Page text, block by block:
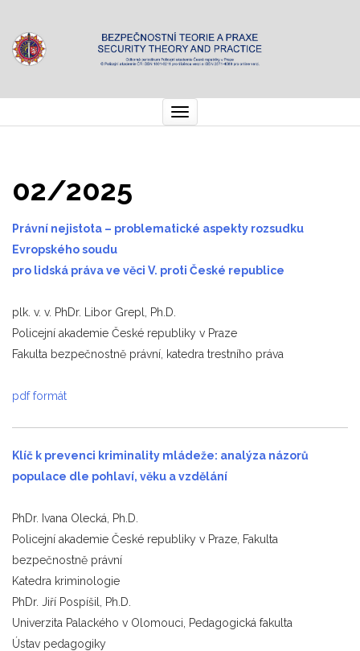
Toggle
navigation
02/2025
Právní nejistota – problematické aspekty rozsudku
Evropského soudu
pro lidská práva ve věci V. proti České republice
plk. v. v. PhDr. Libor Grepl, Ph.D.
Policejní akademie České republiky v Praze
Fakulta bezpečnostně právní, katedra trestního práva
pdf formát
Klíč k prevenci kriminality mládeže: analýza názorů
populace dle pohlaví, věku a vzdělání
PhDr. Ivana Olecká, Ph.D.
Policejní akademie České republiky v Praze, Fakulta
bezpečnostně právní
Katedra kriminologie
PhDr. Jiří Pospíšil, Ph.D.
Univerzita Palackého v Olomouci, Pedagogická fakulta
Ústav pedagogiky